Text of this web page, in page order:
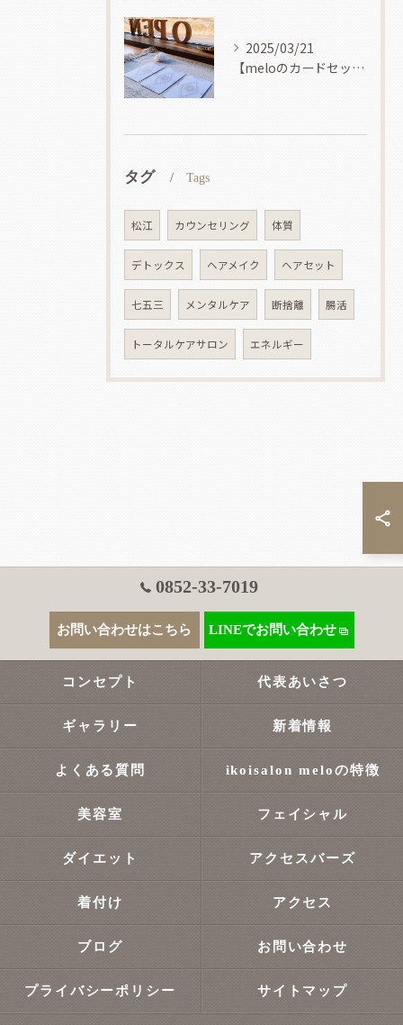
2025/03/21
【meloのカードセッション】
タグ Tags
松江 カウンセリング 体質
デトックス ヘアメイク ヘアセット
七五三 メンタルケア 断捨離 腸活
トータルケアサロン エネルギー
0852-33-7019
お問い合わせはこちら LINEでお問い合わせ
コンセプト 代表あいさつ
ギャラリー 新着情報
よくある質問 ikoisalon meloの特徴
美容室 フェイシャル
ダイエット アクセスバーズ
着付け アクセス
ブログ お問い合わせ
プライバシーポリシー サイトマップ